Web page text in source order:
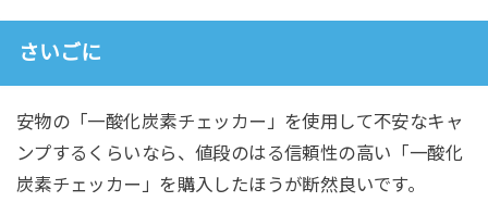
さいごに
安物の「一酸化炭素チェッカー」を使用して不安なキャ
ンプするくらいなら、値段のはる信頼性の高い「一酸化
炭素チェッカー」を購入したほうが断然良いです。